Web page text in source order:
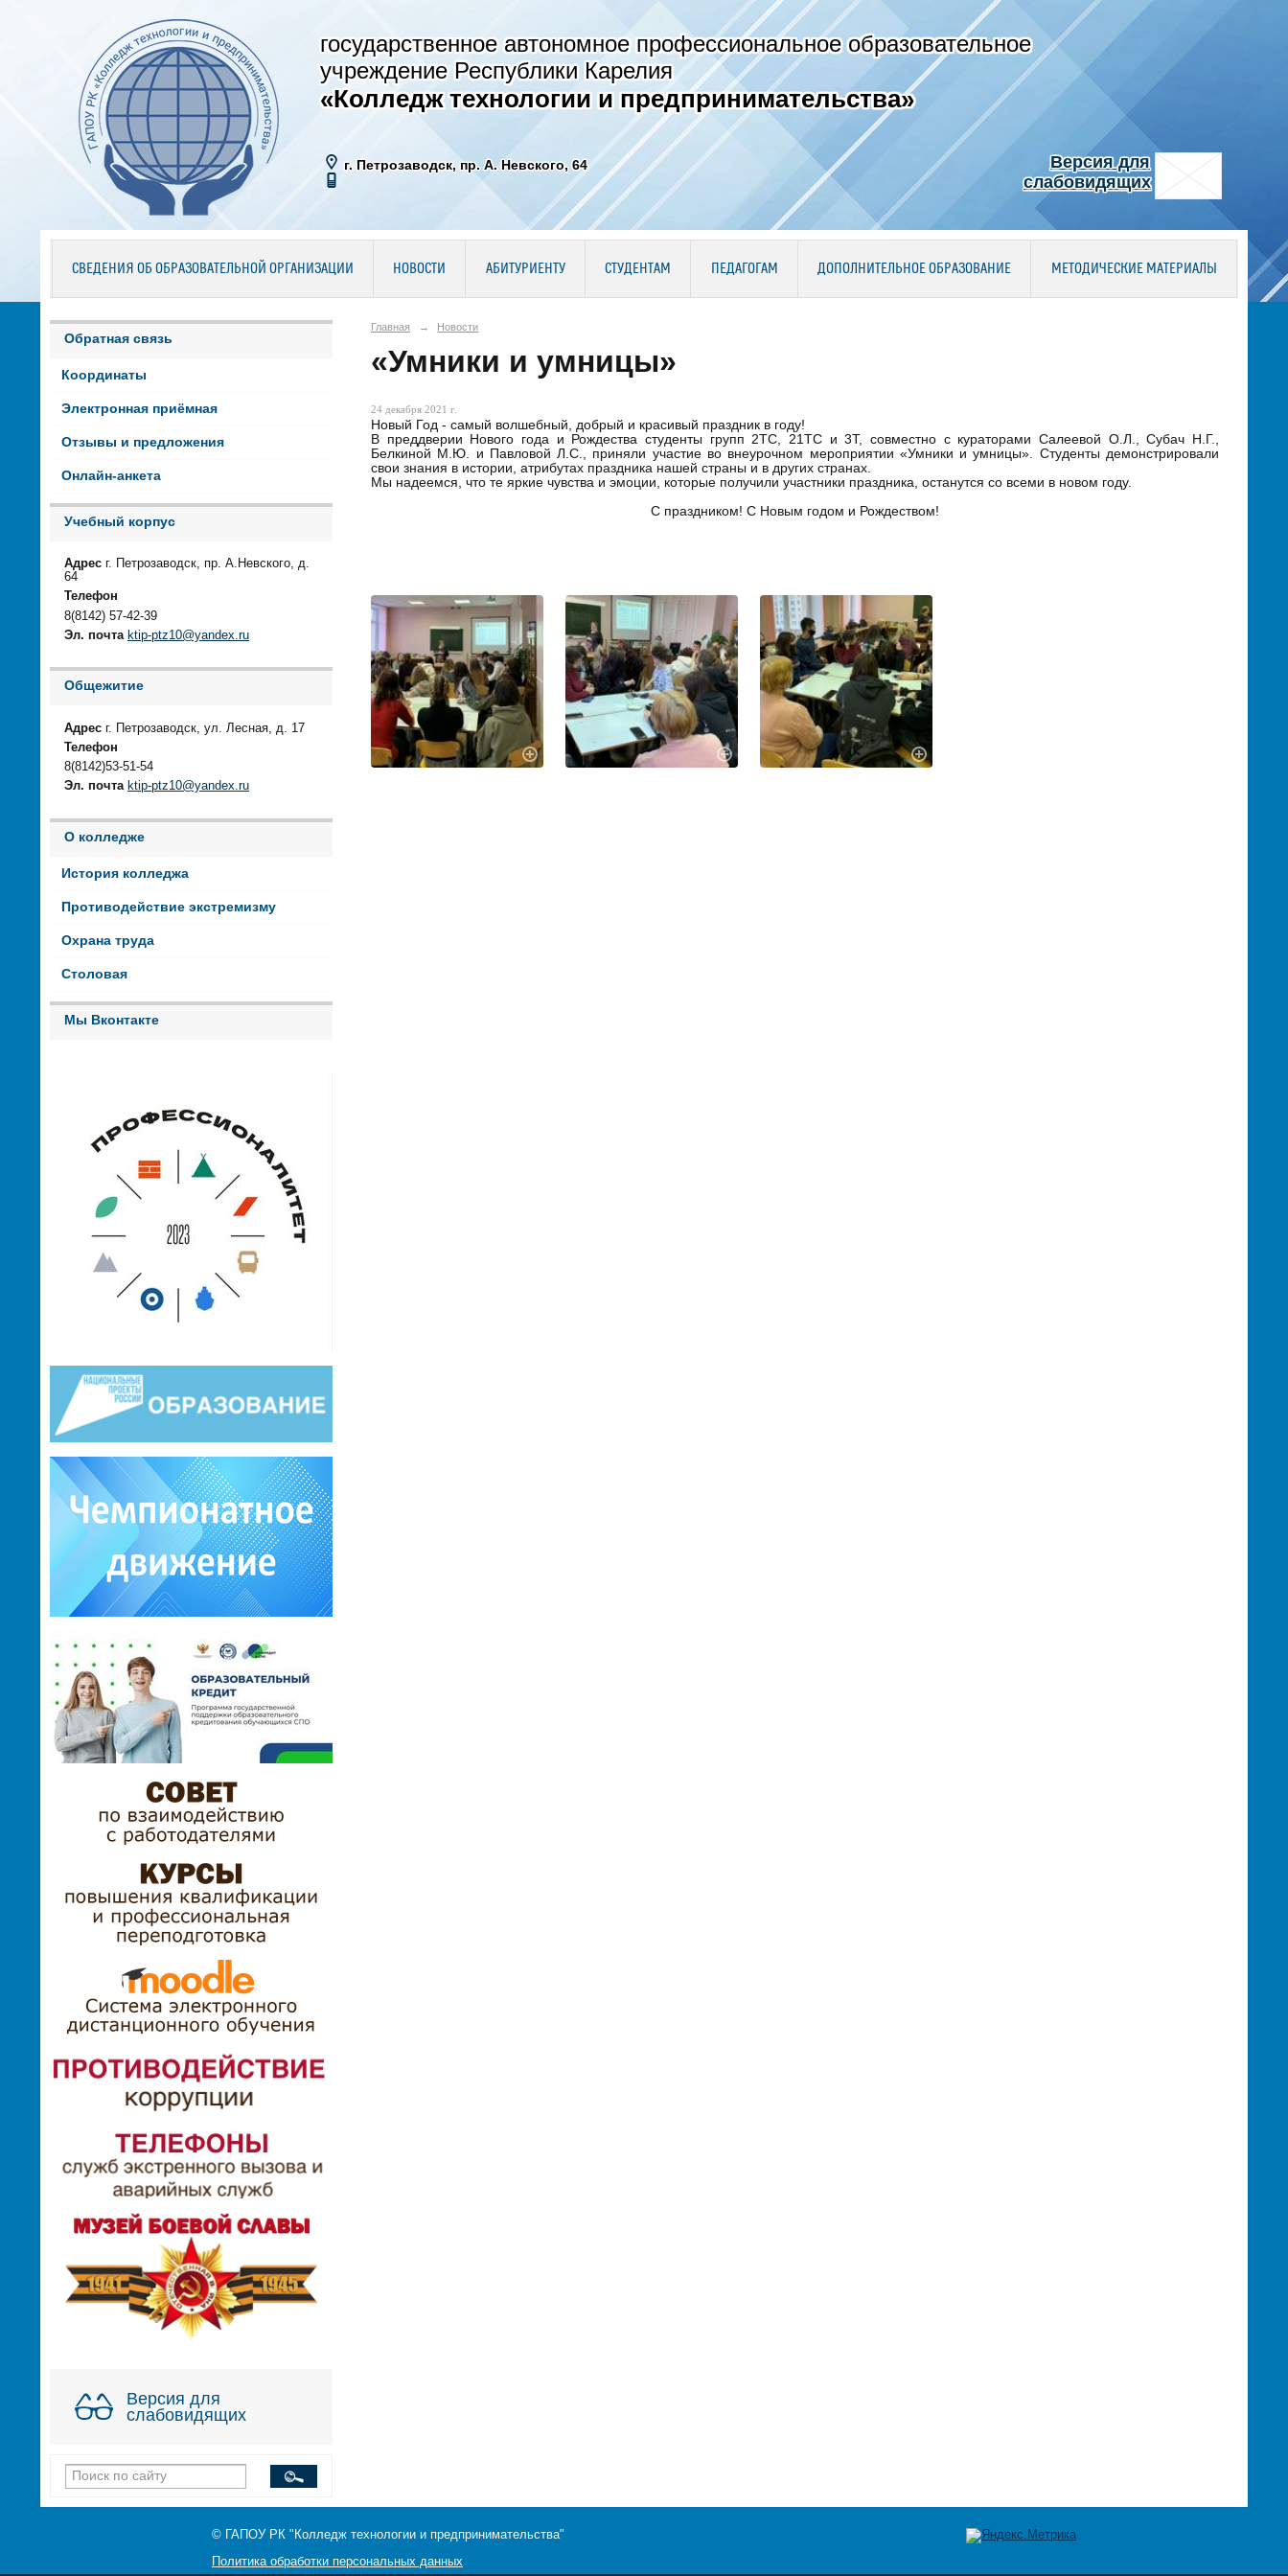
государственное автономное профессиональное образовательное
учреждение Республики Карелия
«Колледж технологии и предпринимательства»
г. Петрозаводск, пр. А. Невского, 64
Версия для
слабовидящих
СВЕДЕНИЯ ОБ ОБРАЗОВАТЕЛЬНОЙ ОРГАНИЗАЦИИ НОВОСТИ АБИТУРИЕНТУ СТУДЕНТАМ ПЕДАГОГАМ ДОПОЛНИТЕЛЬНОЕ ОБРАЗОВАНИЕ МЕТОДИЧЕСКИЕ МАТЕРИАЛЫ
Обратная связь
Координаты
Электронная приёмная
Отзывы и предложения
Онлайн-анкета
Учебный корпус
Адрес г. Петрозаводск, пр. А.Невского, д.
64
Телефон
8(8142) 57-42-39
Эл. почта ktip-ptz10@yandex.ru
Общежитие
Адрес г. Петрозаводск, ул. Лесная, д. 17
Телефон
8(8142)53-51-54
Эл. почта ktip-ptz10@yandex.ru
О колледже
История колледжа
Противодействие экстремизму
Охрана труда
Столовая
Мы Вконтакте
Версия для
слабовидящих
Главная → Новости
«Умники и умницы»
24 декабря 2021 г.
Новый Год - самый волшебный, добрый и красивый праздник в году!
В преддверии Нового года и Рождества студенты групп 2ТС, 21ТС и 3Т, совместно с кураторами Салеевой О.Л., Субач Н.Г.,
Белкиной М.Ю. и Павловой Л.С., приняли участие во внеурочном мероприятии «Умники и умницы».
Студенты демонстрировали
свои знания в истории, атрибутах праздника нашей страны и в других странах.
Мы надеемся, что те яркие чувства и эмоции, которые получили участники праздника, останутся со всеми в новом году.
С праздником! С Новым годом и Рождеством!
© ГАПОУ РК "Колледж технологии и предпринимательства"
Политика обработки персональных данных